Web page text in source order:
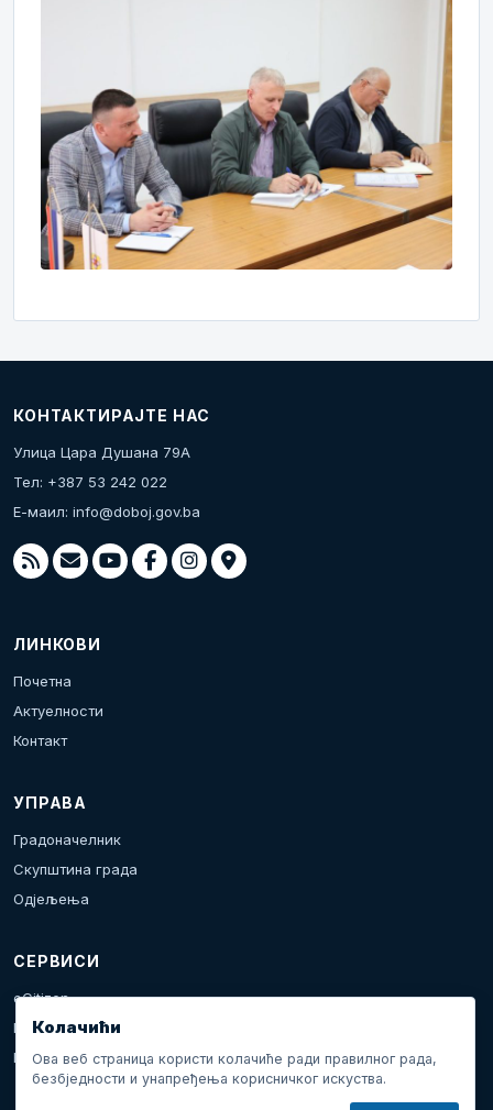
КОНТАКТИРАЈТЕ НАС
Улица Цара Душана 79А
Тел: +387 53 242 022
Е-маил: info@doboj.gov.ba
ЛИНКОВИ
Почетна
Актуелности
Контакт
УПРАВА
Градоначелник
Скупштина града
Одјељења
СЕРВИСИ
eCitizen
Пријава проблема
Календар дешавања
Колачићи
Ова веб страница користи колачиће ради правилног рада,
безбједности и унапређења корисничког искуства.